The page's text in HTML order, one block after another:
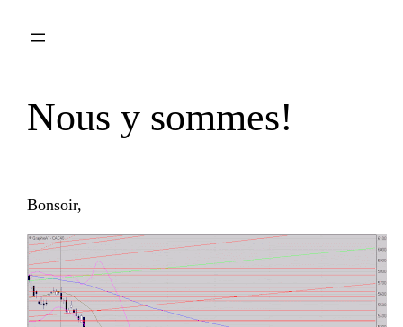
Nous y sommes!
Bonsoir,